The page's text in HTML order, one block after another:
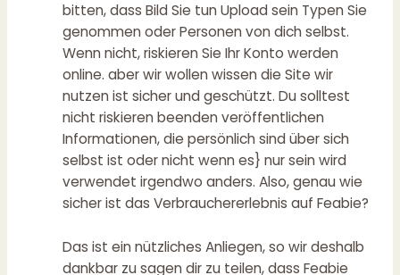
bitten, dass Bild Sie tun Upload sein Typen Sie
genommen oder Personen von dich selbst.
Wenn nicht, riskieren Sie Ihr Konto werden
online. aber wir wollen wissen die Site wir
nutzen ist sicher und geschützt. Du solltest
nicht riskieren beenden veröffentlichen
Informationen, die persönlich sind über sich
selbst ist oder nicht wenn es} nur sein wird
verwendet irgendwo anders. Also, genau wie
sicher ist das Verbrauchererlebnis auf Feabie?
Das ist ein nützliches Anliegen, so wir deshalb
dankbar zu sagen dir zu teilen, dass Feabie